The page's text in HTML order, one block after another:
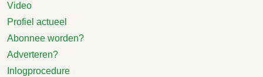
Video
Profiel actueel
Abonnee worden?
Adverteren?
Inlogprocedure